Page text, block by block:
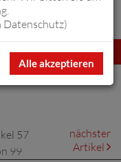
57
99
nächster
Artikel
)
Alle akzeptieren